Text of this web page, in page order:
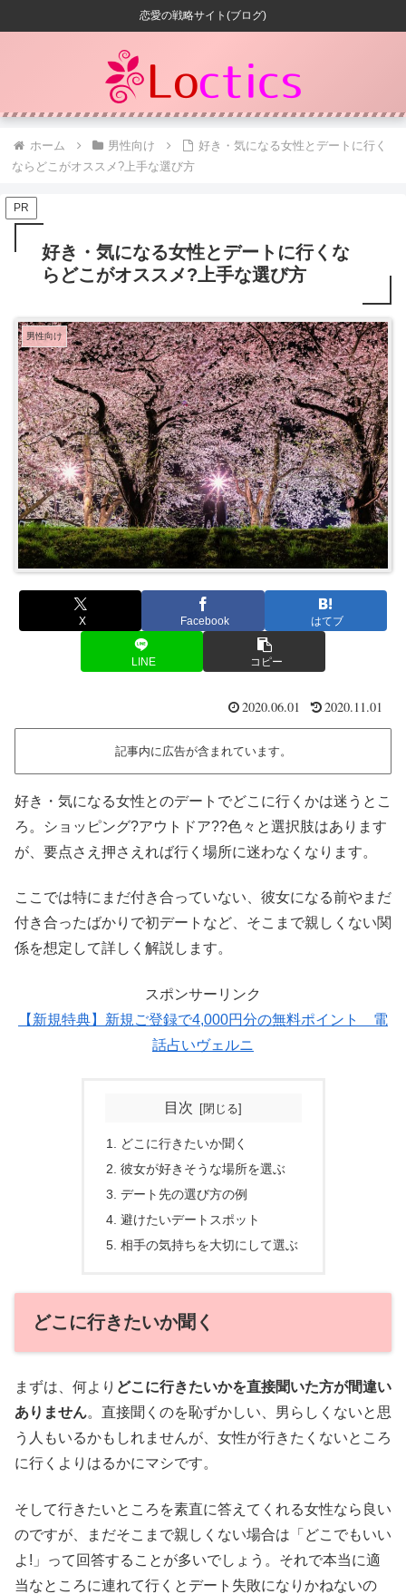
恋愛の戦略サイト(ブログ)
ホーム 男性向け
好き・気になる女性とデートに行く
ならどこがオススメ?上手な選び方
PR
好き・気になる女性とデートに行くな
らどこがオススメ?上手な選び方
男性向け
X Facebook はてブ
LINE コピー
2020.06.01 2020.11.01
記事内に広告が含まれています。
好き・気になる女性とのデートでどこに行くかは迷うとこ
ろ。ショッピング?アウトドア??色々と選択肢はあります
が、要点さえ押さえれば行く場所に迷わなくなります。
ここでは特にまだ付き合っていない、彼女になる前やまだ
付き合ったばかりで初デートなど、そこまで親しくない関
係を想定して詳しく解説します。
スポンサーリンク
【新規特典】新規ご登録で4,000円分の無料ポイント 電
話占いヴェルニ
目次
どこに行きたいか聞く
彼女が好きそうな場所を選ぶ
デート先の選び方の例
避けたいデートスポット
相手の気持ちを大切にして選ぶ
どこに行きたいか聞く
まずは、何より どこに行きたいかを直接聞いた方が間違い
ありません。直接聞くのを恥ずかしい、男らしくないと思
う人もいるかもしれませんが、女性が行きたくないところ
に行くよりはるかにマシです。
そして行きたいところを素直に答えてくれる女性なら良い
のですが、まだそこまで親しくない場合は「どこでもいい
よ!」って回答することが多いでしょう。それで本当に適
当なところに連れて行くとデート失敗になりかねないの